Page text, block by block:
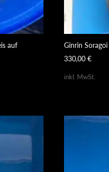
auf
Ginrin Soragoi
330,00 €
inkl. MwSt.